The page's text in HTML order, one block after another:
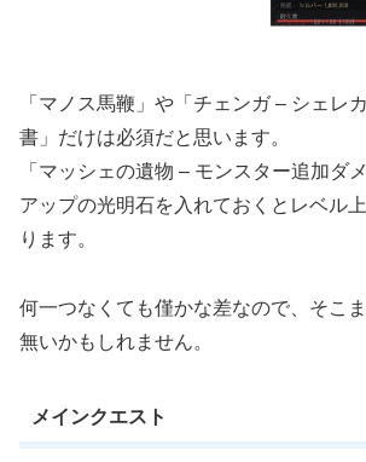
「マノス馬鞭」や「チェンガ – シェレ
書」だけは必須だと思います。
「マッシェの遺物 – モンスター追加ダ
アップの光明石を入れておくとレベル
ります。
何一つなくても僅かな差なので、そこ
無いかもしれません。
メインクエスト